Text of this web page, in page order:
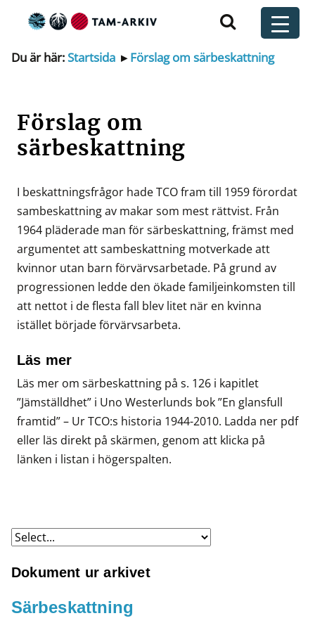
Huvudnavigering
Du är här:Startsida ▸Förslag om särbeskattning
Dokument ur arkivet
Särbeskattning
Förslag om
särbeskattning
I beskattningsfrågor hade TCO fram till 1959 förordat
sambeskattning av makar som mest rättvist. Från
1964 pläderade man för särbeskattning, främst med
argumentet att sambeskattning motverkade att
kvinnor utan barn förvärvsarbetade. På grund av
progressionen ledde den ökade familjeinkomsten till
att nettot i de flesta fall blev litet när en kvinna
istället började förvärvsarbeta.
Läs mer
Läs mer om särbeskattning på s. 126 i kapitlet
”Jämställdhet” i Uno Westerlunds bok ”En glansfull
framtid” – Ur TCO:s historia 1944-2010. Ladda ner pdf
eller läs direkt på skärmen, genom att klicka på
länken i listan i högerspalten.